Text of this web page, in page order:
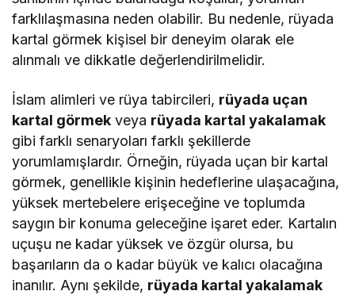
farklılaşmasına neden olabilir. Bu nedenle, rüyada
kartal görmek kişisel bir deneyim olarak ele
alınmalı ve dikkatle değerlendirilmelidir.
İslam alimleri ve rüya tabircileri, rüyada uçan
kartal görmek veya rüyada kartal yakalamak
gibi farklı senaryoları farklı şekillerde
yorumlamışlardır. Örneğin, rüyada uçan bir kartal
görmek, genellikle kişinin hedeflerine ulaşacağına,
yüksek mertebelere erişeceğine ve toplumda
saygın bir konuma geleceğine işaret eder. Kartalın
uçuşu ne kadar yüksek ve özgür olursa, bu
başarıların da o kadar büyük ve kalıcı olacağına
inanılır. Aynı şekilde, rüyada kartal yakalamak